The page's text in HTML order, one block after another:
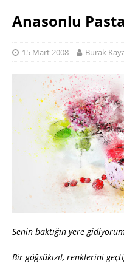
Anasonlu Pasta
15 Mart 2008 Burak
Senin baktığın yere
Bir göğsükızıl, renklerini